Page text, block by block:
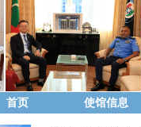
首页 使馆信息